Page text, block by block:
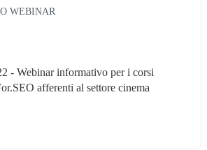
WEBINAR
- Webinar informativo per i corsi
afferenti al settore cinema